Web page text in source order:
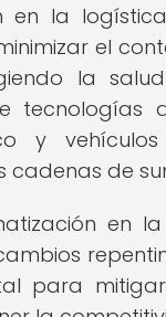
en la
el
la
tecnologías
y
de
en
para